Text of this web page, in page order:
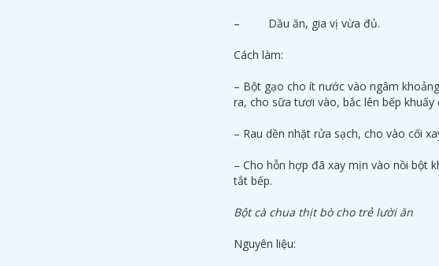
– Dầu ăn, gia vị vừa đủ.
Cách làm:
– Bột gạo cho ít nước vào ngâm
ra, cho sữa tươi vào, bắc lên bếp khuấy
– Rau dền nhặt rửa sạch, cho vào cối
– Cho hỗn hợp đã xay mịn vào nồi bột
tắt bếp.
Bột cà chua thịt bò cho trẻ lười ăn
Nguyên liệu: